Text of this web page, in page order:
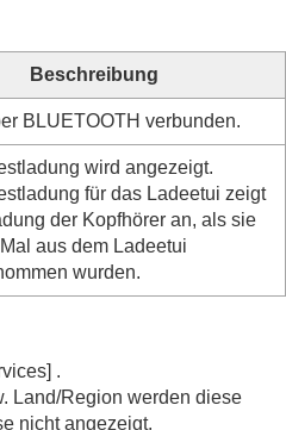
Beschreibung
BLUETOOTH verbunden.
wird angezeigt.
für das Ladeetui zeigt
der Kopfhörer an, als sie
aus dem Ladeetui
wurden.
] .
Land/Region werden diese
nicht angezeigt.